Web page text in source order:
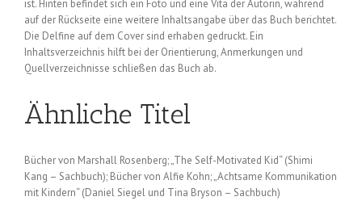
ist. Hinten befindet sich ein Foto und eine Vita der Autorin, während
auf der Rückseite eine weitere Inhaltsangabe über das Buch berichtet.
Die Delfine auf dem Cover sind erhaben gedruckt. Ein
Inhaltsverzeichnis hilft bei der Orientierung, Anmerkungen und
Quellverzeichnisse schließen das Buch ab.
Ähnliche Titel
Bücher von Marshall Rosenberg; „The Self-Motivated Kid“ (Shimi
Kang – Sachbuch); Bücher von Alfie Kohn; „Achtsame Kommunikation
mit Kindern“ (Daniel Siegel und Tina Bryson – Sachbuch)